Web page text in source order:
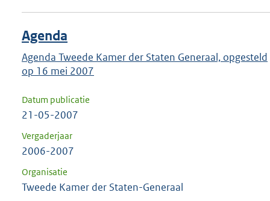
Agenda
Agenda Tweede Kamer der Staten Generaal, opgesteld
op 16 mei 2007
Datum publicatie
21-05-2007
Vergaderjaar
2006-2007
Organisatie
Tweede Kamer der Staten-Generaal